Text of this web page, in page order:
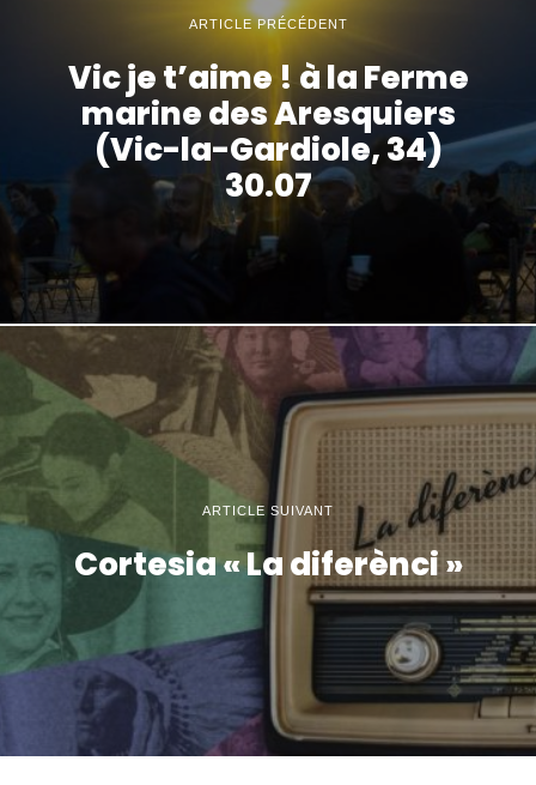
ARTICLE PRÉCÉDENT
Vic je t’aime ! à la Ferme
marine des Aresquiers
(Vic-la-Gardiole, 34)
30.07
ARTICLE SUIVANT
Cortesia « La diferènci »